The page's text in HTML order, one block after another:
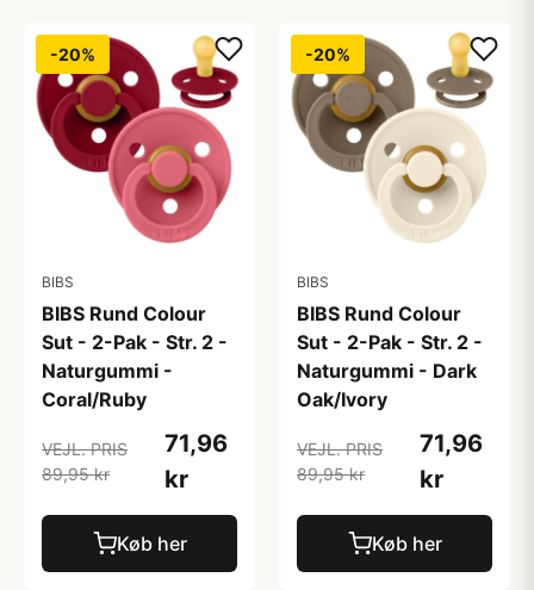
-20%
BIBS
BIBS Rund Colour
Sut - 2-Pak - Str. 2 -
Naturgummi -
Coral/Ruby
VEJL. PRIS
89,95 kr
71,96
kr
Køb her
-20%
BIBS
BIBS Rund Colour
Sut - 2-Pak - Str. 2 -
Naturgummi - Dark
Oak/Ivory
VEJL. PRIS
89,95 kr
71,96
kr
Køb her